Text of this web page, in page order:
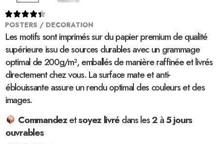

POSTERS / DECORATION
Les motifs sont imprimés sur du papier premium de qualité
supérieure issu de sources durables avec un grammage
optimal de 200g/m², emballés de manière raffinée et livrés
directement chez vous. La surface mate et anti-
éblouissante assure un rendu optimal des couleurs et des
images.
Commandezetsoyez livrédans les2à5 jours
ouvrables